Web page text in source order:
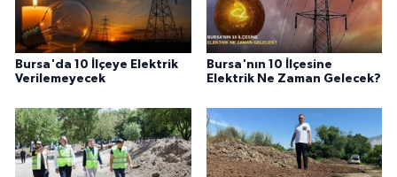
Bursa'da 10 İlçeye Elektrik
Verilemeyecek
Bursa'nın 10 İlçesine
Elektrik Ne Zaman Gelecek?